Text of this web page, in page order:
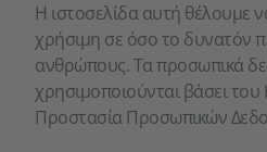
Η ιστοσελίδα αυτή θέλουμε
χρήσιμη σε όσο το δυνατόν
ανθρώπους. Τα προσωπικά
χρησιμοποιούνται βάσει
Προστασία Προσωπικών